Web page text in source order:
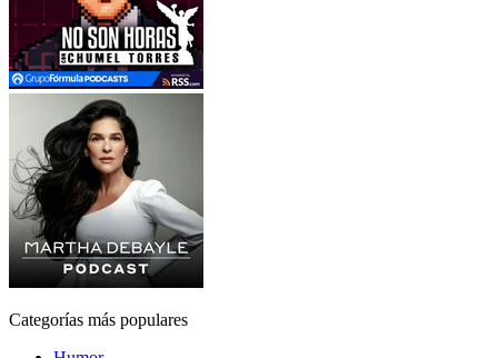
Categorías más populares